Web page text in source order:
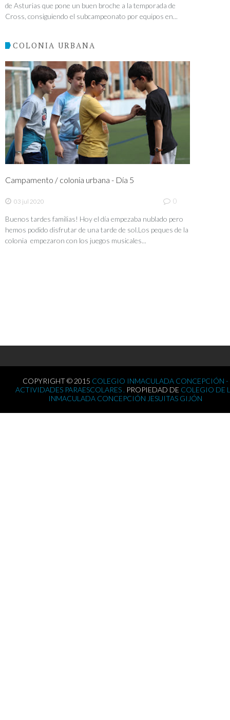
de Asturias que pone un buen broche a la temporada de
Cross, consiguiendo el subcampeonato por equipos en...
COLONIA URBANA
Campamento / colonia urbana - Día 5
03 jul 2020 0
Buenos tardes familias! Hoy el día empezaba nublado pero
hemos podido disfrutar de una tarde de sol.Los peques de la
colonia empezaron con los juegos musicales...
COPYRIGHT © 2015 COLEGIO INMACULADA CONCEPCIÓN -
ACTIVIDADES PARAESCOLARES . PROPIEDAD DE COLEGIO DE
INMACULADA CONCEPCIÓN JESUITAS GIJÓN